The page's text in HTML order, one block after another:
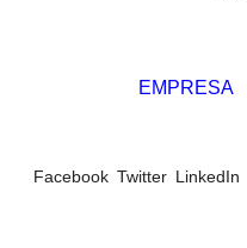
EMPRESA
Facebook Twitter LinkedIn